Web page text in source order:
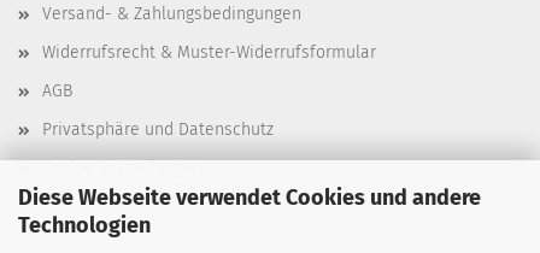
Diese Webseite verwendet Cookies und andere
Technologien
Versand- & Zahlungsbedingungen
Widerrufsrecht & Muster-Widerrufsformular
AGB
Privatsphäre und Datenschutz